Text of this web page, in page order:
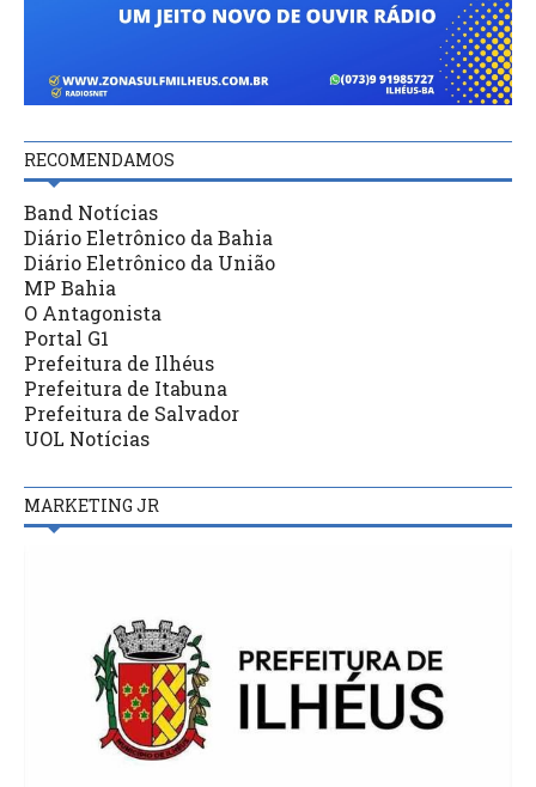
RECOMENDAMOS
Band Notícias
Diário Eletrônico da Bahia
Diário Eletrônico da União
MP Bahia
O Antagonista
Portal G1
Prefeitura de Ilhéus
Prefeitura de Itabuna
Prefeitura de Salvador
UOL Notícias
MARKETING JR